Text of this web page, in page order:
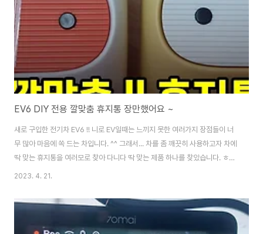
EV6 DIY 전용 깔맞춤 휴지통 장만했어요 ~
새로 구입한 전기차 EV6 !! 니로 EV일때는 느끼지 못한 여러가지 장점들이 너
무 많아 마음에 쏙 드는 차입니다. ^^ 그래서... 차를 좀 깨끗히 사용하고자 차에
딱 맞는 휴지통을 여러모로 찾아 다니다 딱 맞는 제품 하나를 찾았습니다. ㅎㅎ
ㅎ 바로 아래에 보시는 이 제품 !! 두개를 구입후 서로 몸통을 바꿔 조립을 했는
레기통 추천입니다. ㅎㅎㅎ 이렇게 내부 통에 비닐을 쒸워 사용할 수 있다는건
너무나도 큰 장점입니다. ^^ 딸냄을 위해 뒷좌석에도 하나 비치를 해줬어요. 이
EV6 휴지통의 장점은 코 부분을 꾹~ 눌러주면 뚜껑이 열립니다. 다시 눌러주
2023. 4. 21.